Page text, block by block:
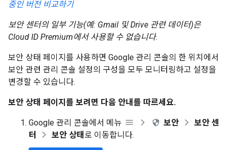
중인 버전 비교하기
보안 센터의 일부 기능(예: Gmail 및 Drive 관련 데이터)은
Cloud ID Premium에서 사용할 수 없습니다.
보안 상태 페이지를 사용하면 Google 관리 콘솔의 한 위치에서
보안 관련 관리 콘솔 설정의 구성을 모두 모니터링하고 설정을
변경할 수 있습니다.
보안 상태 페이지를 보려면 다음 안내를 따르세요.
Google 관리 콘솔에서 메뉴 보안
보안 센
터
보안 상태 로 이동합니다.